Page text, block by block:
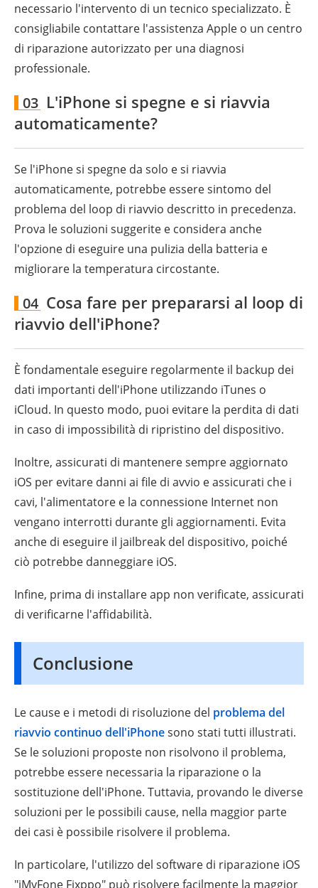
necessario l'intervento di un tecnico specializzato. È
consigliabile contattare l'assistenza Apple o un centro
di riparazione autorizzato per una diagnosi
professionale.
03 L'iPhone si spegne e si riavvia
automaticamente?
Se l'iPhone si spegne da solo e si riavvia
automaticamente, potrebbe essere sintomo del
problema del loop di riavvio descritto in precedenza.
Prova le soluzioni suggerite e considera anche
l'opzione di eseguire una pulizia della batteria e
migliorare la temperatura circostante.
04 Cosa fare per prepararsi al loop di
riavvio dell'iPhone?
È fondamentale eseguire regolarmente il backup dei
dati importanti dell'iPhone utilizzando iTunes o
iCloud. In questo modo, puoi evitare la perdita di dati
in caso di impossibilità di ripristino del dispositivo.
Inoltre, assicurati di mantenere sempre aggiornato
iOS per evitare danni ai file di avvio e assicurati che i
cavi, l'alimentatore e la connessione Internet non
vengano interrotti durante gli aggiornamenti. Evita
anche di eseguire il jailbreak del dispositivo, poiché
ciò potrebbe danneggiare iOS.
Infine, prima di installare app non verificate, assicurati
di verificarne l'affidabilità.
Conclusione
Le cause e i metodi di risoluzione del problema del
riavvio continuo dell'iPhonesono stati tutti illustrati.
Se le soluzioni proposte non risolvono il problema,
potrebbe essere necessaria la riparazione o la
sostituzione dell'iPhone. Tuttavia, provando le diverse
soluzioni per le possibili cause, nella maggior parte
dei casi è possibile risolvere il problema.
In particolare, l'utilizzo del software di riparazione iOS
"iMyFone Fixppo" può risolvere facilmente la maggior